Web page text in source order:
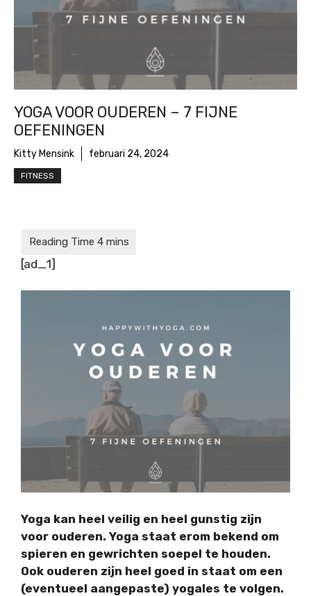
YOGA VOOR OUDEREN – 7 FIJNE
OEFENINGEN
Kitty Mensink februari 24, 2024
FITNESS
[ad_1]
Yoga kan heel veilig en heel gunstig zijn
voor ouderen. Yoga staat erom bekend om
spieren en gewrichten soepel te houden.
Ook ouderen zijn heel goed in staat om een
(eventueel aangepaste) yogales te volgen.